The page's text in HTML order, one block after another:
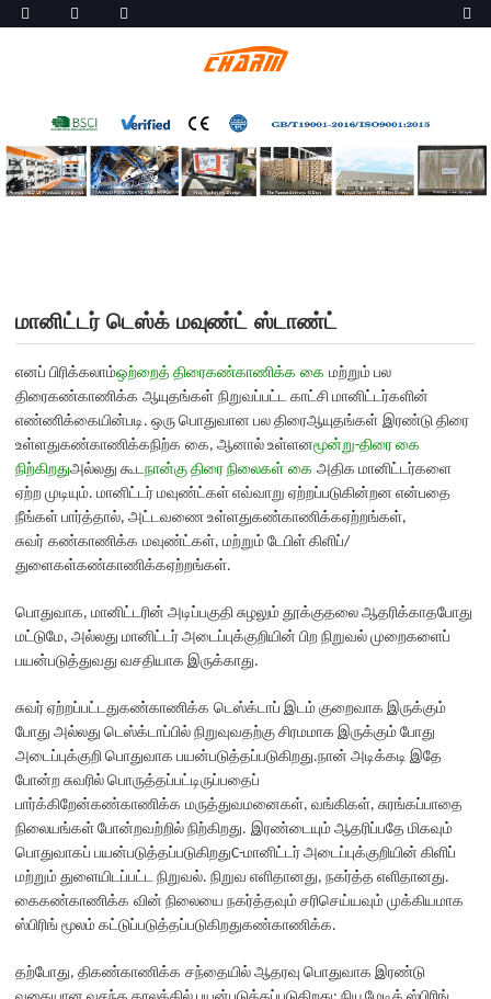
மானிட்டர் டெஸ்க் மவுண்ட் ஸ்டாண்ட்
எனப் பிரிக்கலாம்ஒற்றைத் திரைகண்காணிக்க கை மற்றும் பல
திரைகண்காணிக்க ஆயுதங்கள் நிறுவப்பட்ட காட்சி மானிட்டர்களின்
எண்ணிக்கையின்படி. ஒரு பொதுவான பல திரைஆயுதங்கள் இரண்டு திரை
உள்ளதுகண்காணிக்கநிற்க கை, ஆனால் உள்ளனமூன்று-திரை கை
நிற்கிறதுஅல்லது கூடநான்கு திரை நிலைகள் கை அதிக மானிட்டர்களை
ஏற்ற முடியும். மானிட்டர் மவுண்ட்கள் எவ்வாறு ஏற்றப்படுகின்றன என்பதை
நீங்கள் பார்த்தால், அட்டவணை உள்ளதுகண்காணிக்கஏற்றங்கள்,
சுவர் கண்காணிக்க மவுண்ட்கள், மற்றும் டேபிள் கிளிப்/
துளைகள்கண்காணிக்கஏற்றங்கள்.
பொதுவாக, மானிட்டரின் அடிப்பகுதி சுழலும் தூக்குதலை ஆதரிக்காதபோது
மட்டுமே, அல்லது மானிட்டர் அடைப்புக்குறியின் பிற நிறுவல் முறைகளைப்
பயன்படுத்துவது வசதியாக இருக்காது.
சுவர் ஏற்றப்பட்டதுகண்காணிக்க டெஸ்க்டாப் இடம் குறைவாக இருக்கும்
போது அல்லது டெஸ்க்டாப்பில் நிறுவுவதற்கு சிரமமாக இருக்கும் போது
அடைப்புக்குறி பொதுவாக பயன்படுத்தப்படுகிறது.நான் அடிக்கடி இதே
போன்ற சுவரில் பொருத்தப்பட்டிருப்பதைப்
பார்க்கிறேன்கண்காணிக்க மருத்துவமனைகள், வங்கிகள், சுரங்கப்பாதை
நிலையங்கள் போன்றவற்றில் நிற்கிறது. இரண்டையும் ஆதரிப்பதே மிகவும்
பொதுவாகப் பயன்படுத்தப்படுகிறதுC-மானிட்டர் அடைப்புக்குறியின் கிளிப்
மற்றும் துளையிடப்பட்ட நிறுவல். நிறுவ எளிதானது, நகர்த்த எளிதானது.
கைகண்காணிக்க வின் நிலையை நகர்த்தவும் சரிசெய்யவும் முக்கியமாக
ஸ்பிரிங் மூலம் கட்டுப்படுத்தப்படுகிறதுகண்காணிக்க.
தற்போது, ​​திகண்காணிக்க சந்தையில் ஆதரவு பொதுவாக இரண்டு